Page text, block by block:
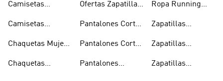
Camisetas
Camisetas
Chaquetas Mujer
Chaquetas
Ofertas Zapatillas
Pantalones Cortos
Pantalones Cortos
Pantalones
Ropa Running
Zapatillas
Zapatillas
Zapatillas